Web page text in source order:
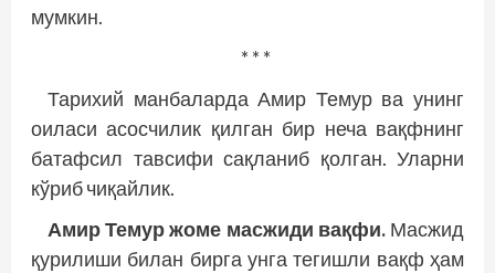
мумкин.
* * *
Тарихий манбаларда Амир Темур ва унинг
оиласи асосчилик қилган бир неча вақфнинг
батафсил тавсифи сақланиб қолган. Уларни
кўриб чиқайлик.
Амир Темур жоме масжиди вақфи.Масжид
қурилиши билан бирга унга тегишли вақф ҳам